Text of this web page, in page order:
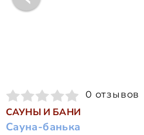
0 отзывов
САУНЫ И БАНИ
Сауна-банька